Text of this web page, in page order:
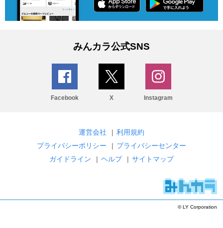
みんカラ公式SNS
Facebook X Instagram
運営会社 | 利用規約
プライバシーポリシー
| プライバシーセンター
ガイドライン
| ヘルプ | サイトマップ
© LY Corporation